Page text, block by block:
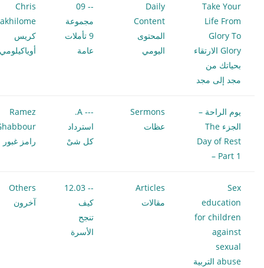
Take Your
Life From
Glory To
Glory الارتقاء
بحياتك من
مجد إلى مجد
Daily
Content
المحتوى
اليومي
-- 09
مجموعة
9 تأملات
عامة
Chris
كريس
يوم الراحة –
الجزء The
Day of Rest
– Part 1
Sermons
عظات
--- A.
استرداد
كل شىْ
Ramez
رامز غبور
Sex
education
for children
against
sexual
abuse التربية
Articles
مقالات
-- 12.03
كيف
تنجح
الأسرة
Others
آخرون